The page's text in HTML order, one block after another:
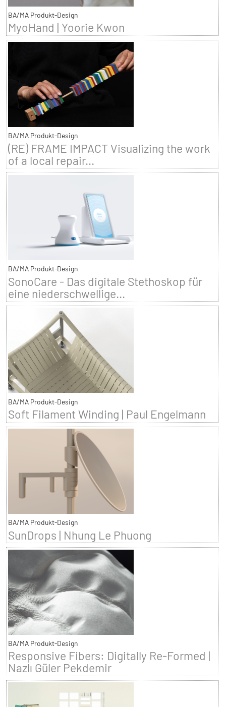
BA/MA Produkt-Design
MyoHand | Yoorie Kwon
BA/MA Produkt-Design
(RE) FRAME IMPACT Visualizing the work
of a local repair...
BA/MA Produkt-Design
SonoCare - Das digitale Stethoskop für
eine niederschwellige...
BA/MA Produkt-Design
Soft Filament Winding | Paul Engelmann
BA/MA Produkt-Design
SunDrops | Nhung Le Phuong
BA/MA Produkt-Design
Responsive Fibers: Digitally Re-Formed |
Nazlı Güler Pekdemir